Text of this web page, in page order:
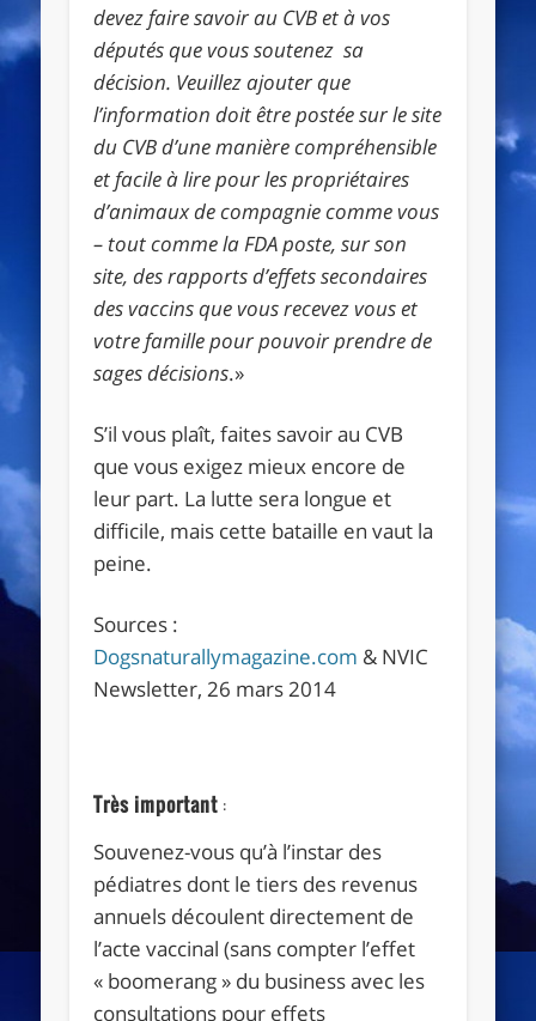
devez faire savoir au CVB et à vos
députés que vous soutenez sa
décision. Veuillez ajouter que
l’information doit être postée sur le site
du CVB d’une manière compréhensible
et facile à lire pour les propriétaires
d’animaux de compagnie comme vous
– tout comme la FDA poste, sur son
site, des rapports d’effets secondaires
des vaccins que vous recevez vous et
votre famille pour pouvoir prendre de
sages décisions.»
S’il vous plaît, faites savoir au CVB
que vous exigez mieux encore de
leur part. La lutte sera longue et
difficile, mais cette bataille en vaut la
peine.
Sources :
Dogsnaturallymagazine.com & NVIC
Newsletter, 26 mars 2014
Très important :
Souvenez-vous qu’à l’instar des
pédiatres dont le tiers des revenus
annuels découlent directement de
l’acte vaccinal (sans compter l’effet
« boomerang » du business avec les
consultations pour effets